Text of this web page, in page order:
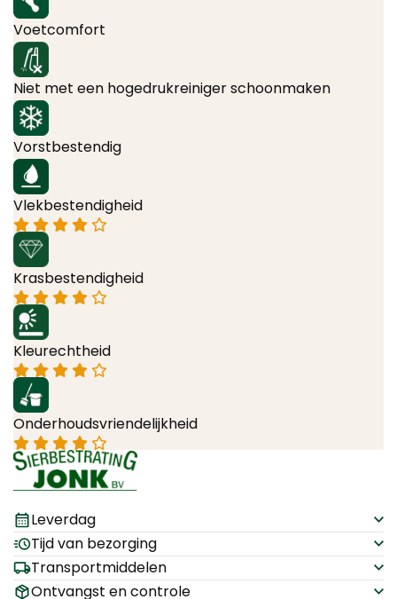
Voetcomfort
Niet met een hogedrukreiniger schoonmaken
Vorstbestendig
Vlekbestendigheid
Krasbestendigheid
Kleurechtheid
Onderhoudsvriendelijkheid
Leverdag
Tijd van bezorging
Transportmiddelen
Ontvangst en controle